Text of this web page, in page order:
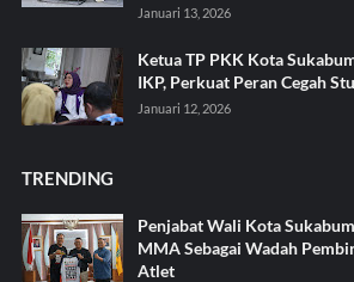
Januari 13, 2026
Ketua TP PKK Kota
IKP, Perkuat Peran Cegah
Januari 12, 2026
TRENDING
Penjabat Wali Kota
MMA Sebagai Wadah
Atlet